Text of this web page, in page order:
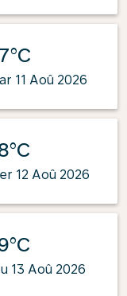
11 Aoû 2026
12 Aoû 2026
13 Aoû 2026